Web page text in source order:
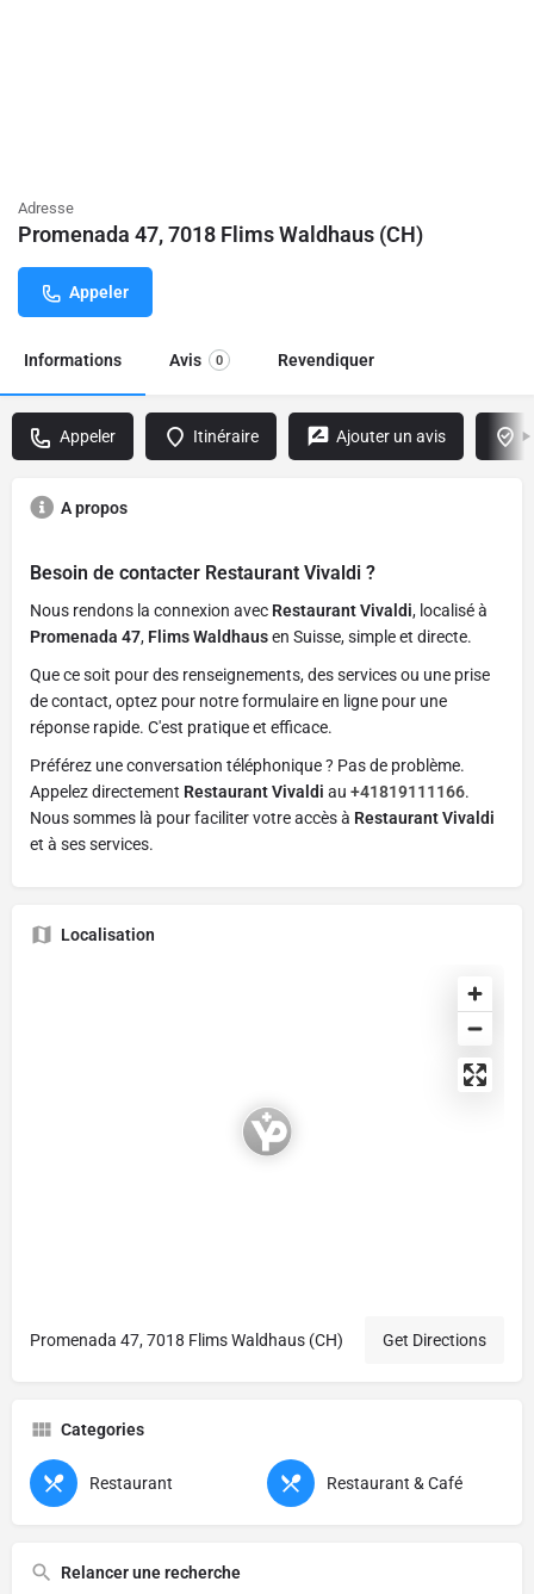
Adresse
Promenada 47, 7018 Flims Waldhaus (CH)
Appeler
Informations Avis 0 Revendiquer
Appeler Itinéraire Ajouter un avis
A propos
Besoin de contacter Restaurant Vivaldi ?
Nous rendons la connexion avec Restaurant Vivaldi, localisé à
Promenada 47, Flims Waldhausen Suisse, simple et directe.
Que ce soit pour des renseignements, des services ou une prise
de contact, optez pour notre formulaire en ligne pour une
réponse rapide. C'est pratique et efficace.
Préférez une conversation téléphonique ? Pas de problème.
Appelez directement Restaurant Vivaldi au +41819111166.
Nous sommes là pour faciliter votre accès à Restaurant Vivaldi
et à ses services.
Localisation
Promenada 47, 7018 Flims Waldhaus (CH) Get Directions
Categories
Restaurant Restaurant & Café
Relancer une recherche